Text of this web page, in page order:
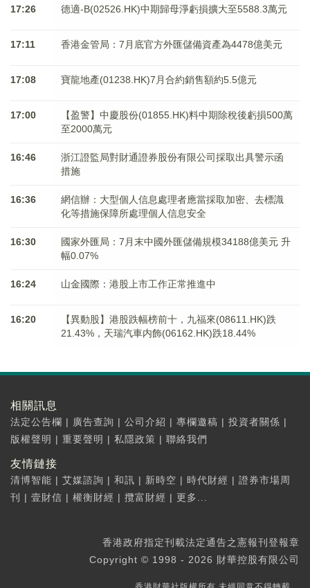
17:26 德適-B(02526.HK)中期歸母淨虧損擴大至5588.3萬元
17:11 香港金管局：7月底官方外匯儲備資產為4478億美元
17:08 寶龍地產(01238.HK)7月合約銷售額約5.5億元
17:00
【盈警】中慶股份(01855.HK)料中期除稅後虧損500萬
至2000萬元
16:46
浙江證監局對財通證券股份有限公司採取出具警示函
措施
16:36
網信辦：大型個人信息處理者應當採取加密、去標識
化等措施保障所處理個人信息安全
16:30
國家外匯局：7月末中國外匯儲備規模34188億美元 升
幅0.07%
16:24 山金國際：港股上市工作正常推進中
16:20
【異動股】港股跌幅榜前十，九福來(08611.HK)跌
21.43%，天瑞汽車内飾(06162.HK)跌18.44%
相關訊息
法定公告欄 | 廣告查詢 | 公司介紹 | 專欄邀稿 | 投資者關係 |
版權聲明 | 重要聲明 | 私隱政策 | 聯絡我們
友情鏈接
清博智能 | 艾媒諮詢 | 和訊 | 新時空 | 時代財經 | 證券市場周
刊
| 壹財信 | 權衡財經 | 攬富財經 | 更多...
香港政府指定刊載法定通告之憲報刊登報章
Copyright © 1998 - 2026 財華控股有限公司